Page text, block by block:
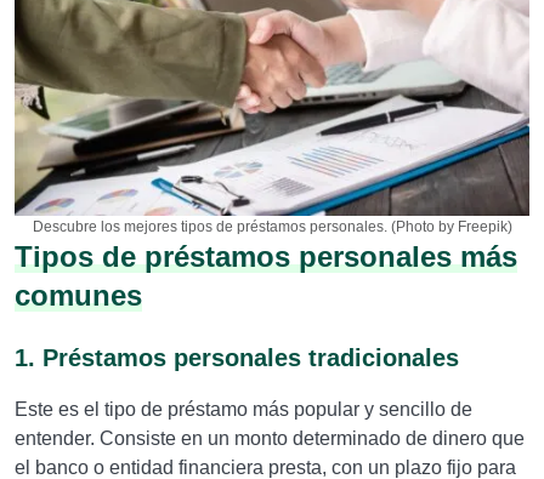
Descubre los mejores tipos de préstamos personales. (Photo by Freepik)
Tipos de préstamos personales más
comunes
1. Préstamos personales tradicionales
Este es el tipo de préstamo más popular y sencillo de
entender. Consiste en un monto determinado de dinero que
el banco o entidad financiera presta, con un plazo fijo para